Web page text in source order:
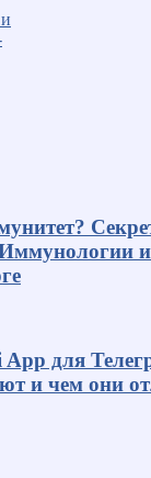
и
для
и чем они